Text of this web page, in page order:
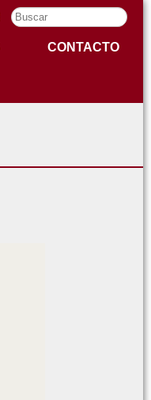
Buscar...
CONTACTO